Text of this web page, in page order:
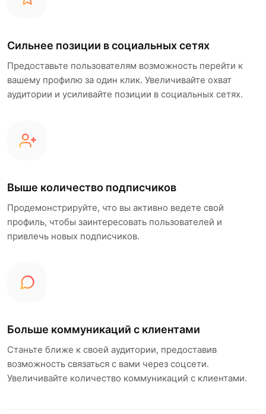
Сильнее позиции в социальных сетях
Предоставьте пользователям возможность перейти к
вашему профилю за один клик. Увеличивайте охват
аудитории и усиливайте позиции в социальных сетях.
Выше количество подписчиков
Продемонстрируйте, что вы активно ведете свой
профиль, чтобы заинтересовать пользователей и
привлечь новых подписчиков.
Больше коммуникаций с клиентами
Станьте ближе к своей аудитории, предоставив
возможность связаться с вами через соцсети.
Увеличивайте количество коммуникаций с клиентами.